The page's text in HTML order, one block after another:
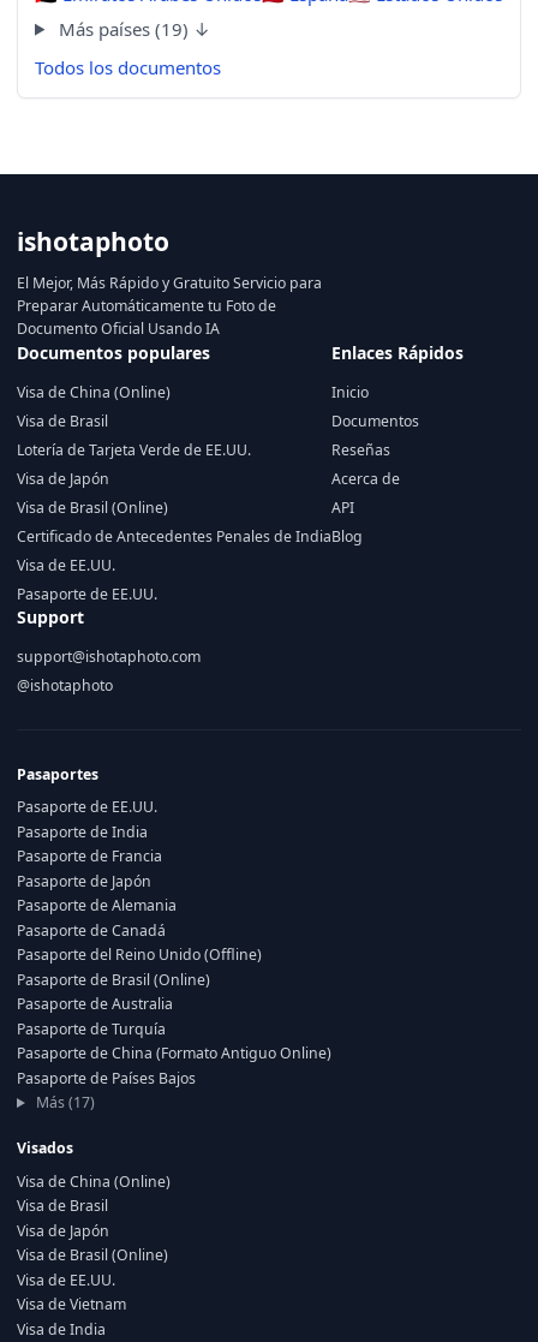
Más países (19) ↓
Todos los documentos
ishotaphoto
El Mejor, Más Rápido y Gratuito Servicio para
Preparar Automáticamente tu Foto de
Documento Oficial Usando IA
Documentos populares
Visa de China (Online)
Visa de Brasil
Lotería de Tarjeta Verde de EE.UU.
Visa de Japón
Visa de Brasil (Online)
Certificado de Antecedentes Penales de India
Visa de EE.UU.
Pasaporte de EE.UU.
Enlaces Rápidos
Inicio
Documentos
Reseñas
Acerca de
API
Blog
Support
support@ishotaphoto.com
@ishotaphoto
Pasaportes
Pasaporte de EE.UU.
Pasaporte de India
Pasaporte de Francia
Pasaporte de Japón
Pasaporte de Alemania
Pasaporte de Canadá
Pasaporte del Reino Unido (Offline)
Pasaporte de Brasil (Online)
Pasaporte de Australia
Pasaporte de Turquía
Pasaporte de China (Formato Antiguo Online)
Pasaporte de Países Bajos
Más (17)
Visados
Visa de China (Online)
Visa de Brasil
Visa de Japón
Visa de Brasil (Online)
Visa de EE.UU.
Visa de Vietnam
Visa de India